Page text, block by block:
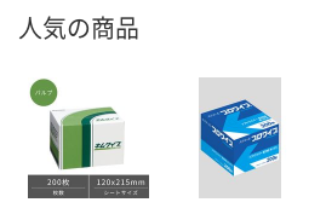
人気の商品